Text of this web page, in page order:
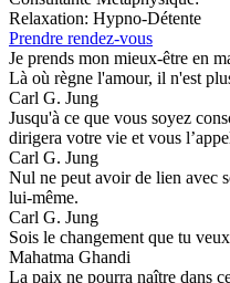
Relaxation: Hypno-Détente
Prendre rendez-vous
Je prends mon mieux-être en
Là où règne l'amour, il n'est
Carl G. Jung
Jusqu'à ce que vous soyez
dirigera votre vie et vous
Carl G. Jung
Nul ne peut avoir de lien avec
lui-même.
Carl G. Jung
Sois le changement que tu
Mahatma Ghandi
La paix ne pourra naître dans